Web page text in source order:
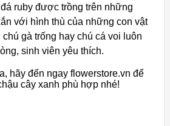
đá ruby ​​được trồng trên những
với hình thù của những con vật
chú gà trống hay chú cá voi luôn
sinh viên yêu thích.
hãy đến ngay flowerstore.vn để
cây xanh phù hợp nhé!